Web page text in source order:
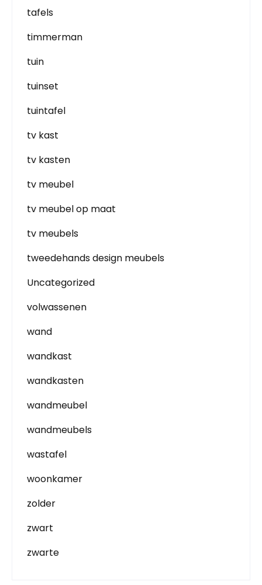
tafels
timmerman
tuin
tuinset
tuintafel
tv kast
tv kasten
tv meubel
tv meubel op maat
tv meubels
tweedehands design meubels
Uncategorized
volwassenen
wand
wandkast
wandkasten
wandmeubel
wandmeubels
wastafel
woonkamer
zolder
zwart
zwarte